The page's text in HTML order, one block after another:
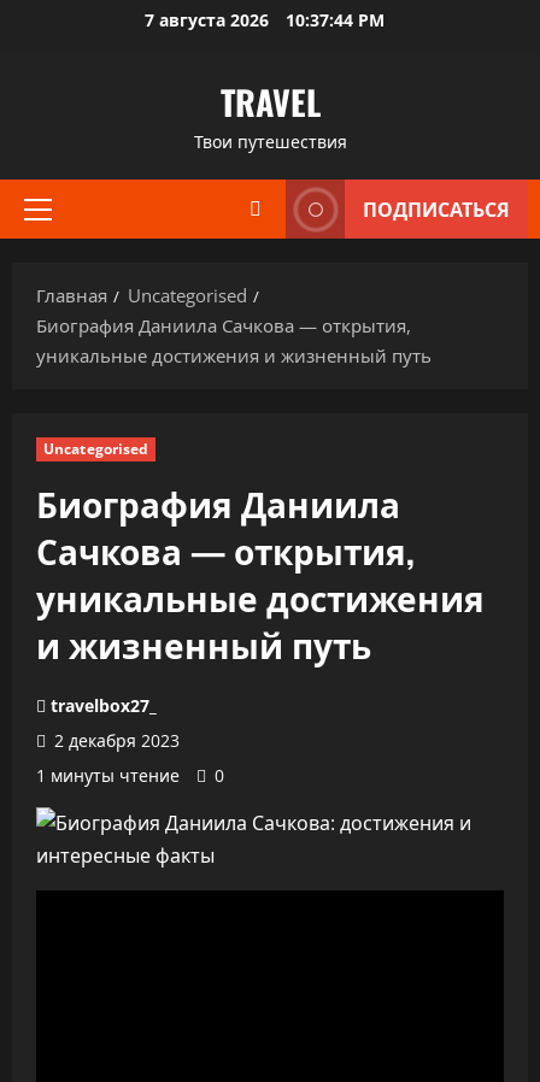
7 августа 2026 10:37:45 PM
TRAVEL
Твои путешествия
Основное
ПОДПИСАТЬСЯ
Главная
Uncategorised
Биография Даниила Сачкова — открытия,
уникальные достижения и жизненный путь
Uncategorised
Биография Даниила
Сачкова — открытия,
уникальные достижения
и жизненный путь
travelbox27_
2 декабря 2023
1 минуты чтение
0